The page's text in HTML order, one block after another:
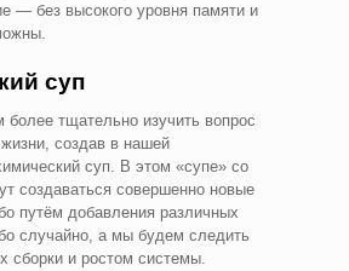
— без высокого уровня памяти и
суп
тщательно изучить вопрос
создав в нашей
суп. В этом «супе» со
создаваться совершенно новые
путём добавления различных
случайно, а мы будем следить
сборки и ростом системы.